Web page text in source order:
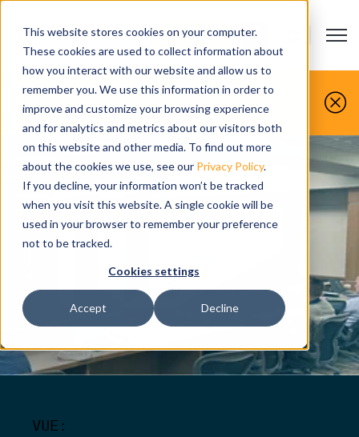
This website stores cookies on your computer.
These cookies are used to collect information about
how you interact with our website and allow us to
remember you. We use this information in order to
improve and customize your browsing experience
and for analytics and metrics about our visitors both
on this website and other media. To find out more
about the cookies we use, see our Privacy Policy.
If you decline, your information won’t be tracked
when you visit this website. A single cookie will be
used in your browser to remember your preference
not to be tracked.
Cookies settings
Accept Decline
Open
KONTAKTA-OSS Show
Du gör det, vi simulerar det.
Boka din gratis demo idag
VUE: